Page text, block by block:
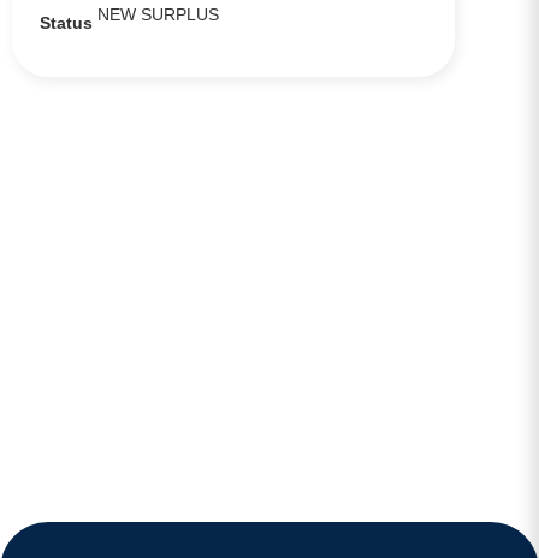
Status NEW SURPLUS